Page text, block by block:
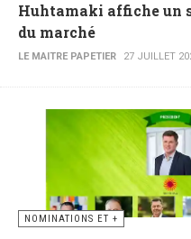
Huhtamaki affiche un
du marché
LE MAITRE PAPETIER 27 JUILLET
NOMINATIONS ET +